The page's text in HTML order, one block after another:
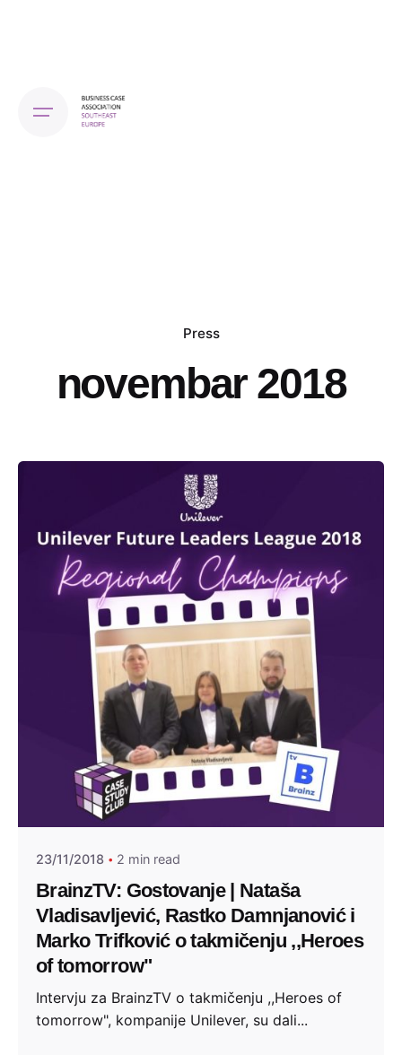
Press
novembar 2018
23/11/2018 2 min read
BrainzTV: Gostovanje | Nataša
Vladisavljević, Rastko Damnjanović i
Marko Trifković o takmičenju ,,Heroes
of tomorrow"
Intervju za BrainzTV o takmičenju ,,Heroes of
tomorrow", kompanije Unilever, su dali...